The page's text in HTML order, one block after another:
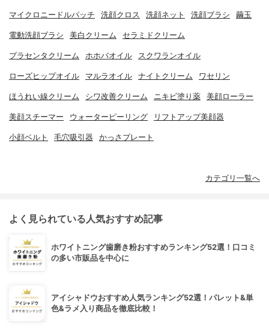
マイクロニードルパッチ 洗顔クロス 洗顔ネット 洗顔ブラシ 繭玉
電動洗顔ブラシ 美白クリーム セラミドクリーム
プラセンタクリーム ホホバオイル スクワランオイル
ローズヒップオイル マルラオイル ナイトクリーム ワセリン
ほうれい線クリーム シワ改善クリーム ニキビ塗り薬 美顔ローラー
美顔スチーマー ウォーターピーリング リフトアップ美顔器
小顔ベルト 毛穴吸引器 かっさプレート
カテゴリ一覧へ
よく見られている人気おすすめ記事
ホワイトニング歯磨き粉おすすめランキング52選！口コミ
の多い市販品を中心に
アイシャドウおすすめ人気ランキング52選！パレット&単
色&ラメ入り商品を徹底比較！